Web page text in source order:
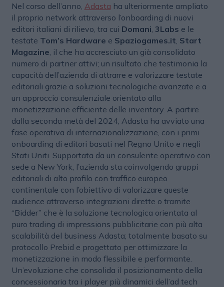
Nel corso dell’anno, Adasta ha ulteriormente ampliato
il proprio network attraverso l’onboarding di nuovi
editori italiani di rilievo, tra cui Domani 3Labs e le
testate Tom’s Hardware e Spaziogames.it Start
Magazine , il che ha accresciuto un già consolidato
numero di partner attivi; un risultato che testimonia la
capacità dell’azienda di attrarre e valorizzare testate
editoriali grazie a soluzioni tecnologiche avanzate e a
un approccio consulenziale orientato alla
monetizzazione efficiente delle inventory. A partire
dalla seconda metà del 2024, Adasta ha avviato una
fase operativa di internazionalizzazione, con i primi
onboarding di editori basati nel Regno Unito e negli
Stati Uniti. Supportata da un consulente operativo con
sede a New York, l’azienda sta coinvolgendo gruppi
editoriali di alto profilo con traffico europeo
continentale con l’obiettivo di valorizzare queste
audience attraverso integrazioni dirette o tramite
“Bidder” che è la soluzione tecnologica orientata al
puro trading di impressions pubblicitarie con più alta
scalabilità del business Adasta; totalmente basato su
protocollo Prebid e progettato per ottimizzare la
monetizzazione in modo flessibile e performante.
Un’evoluzione che consolida il posizionamento della
concessionaria tra i player più dinamici dell’ad tech